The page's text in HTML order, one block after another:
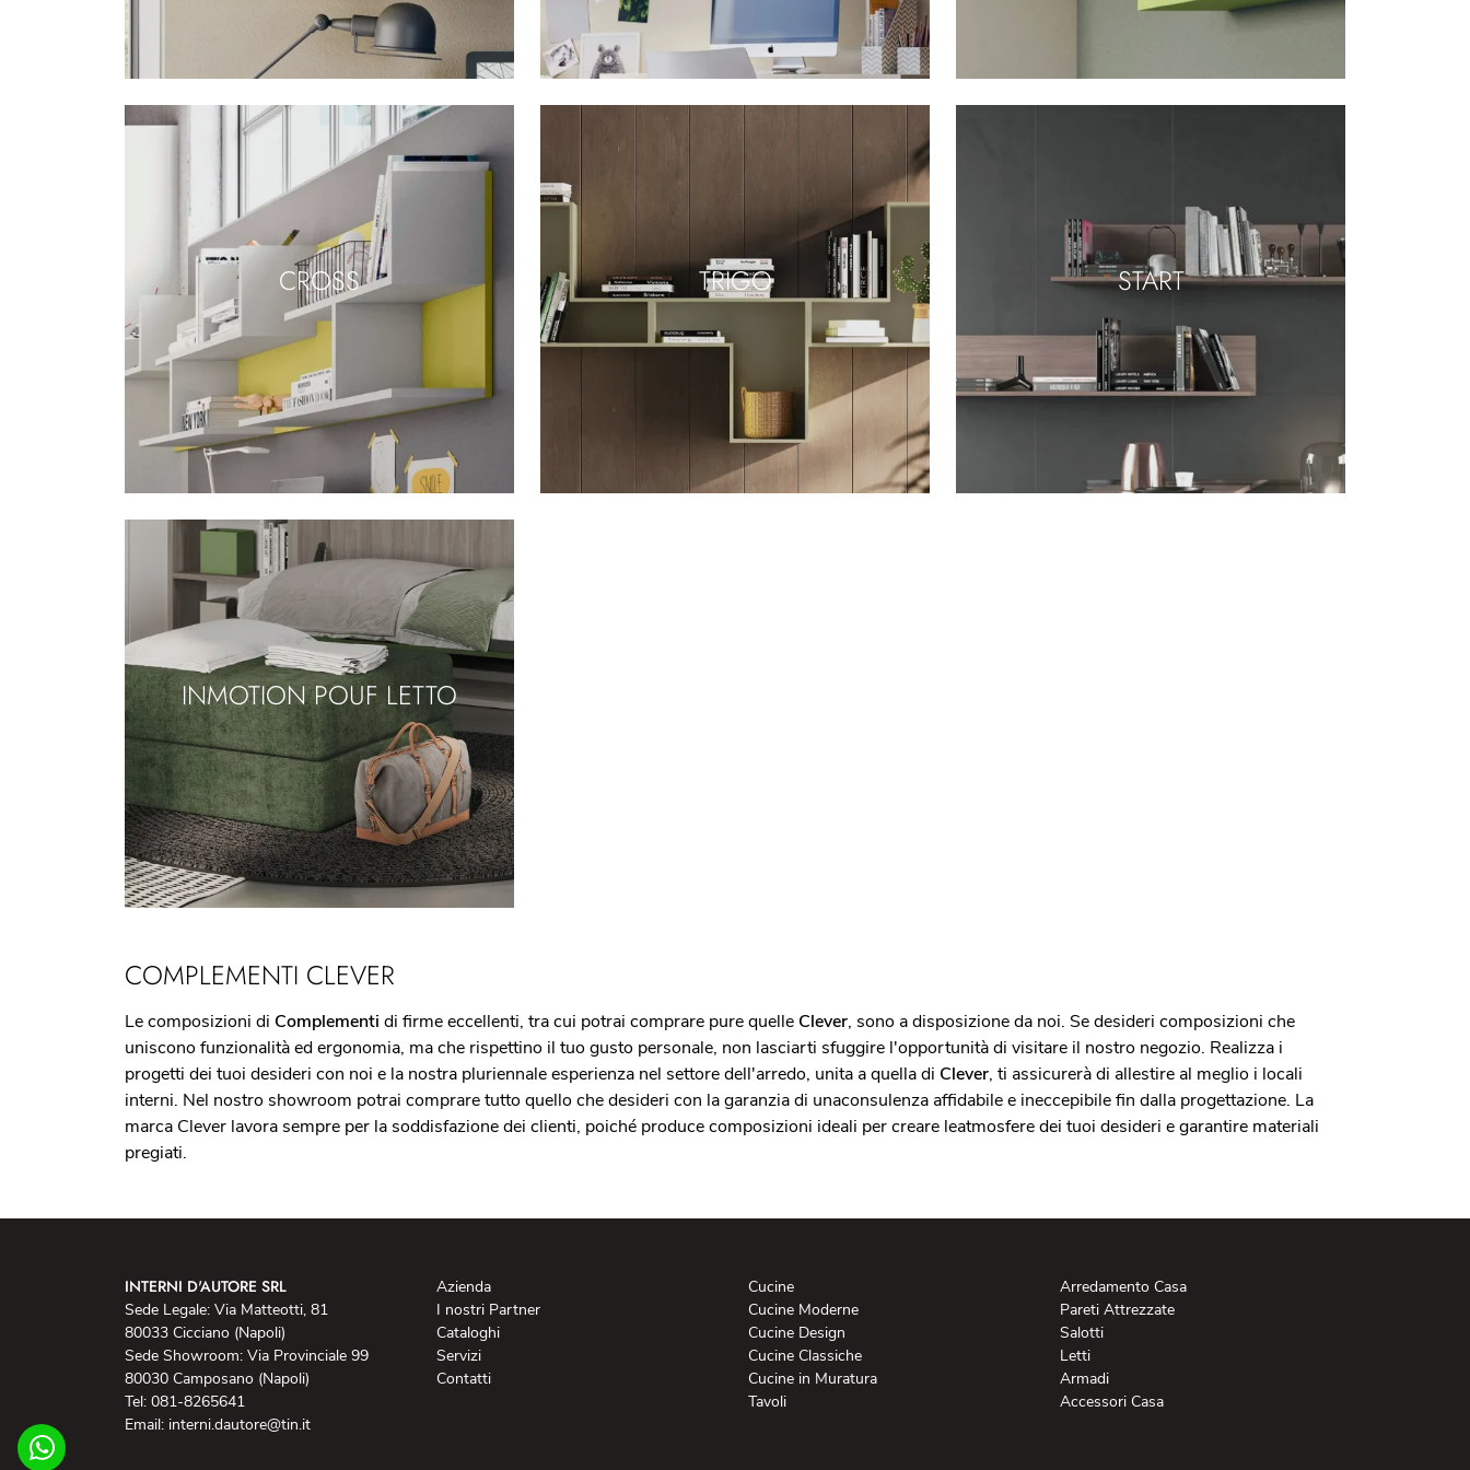
CROSS TRIGO START
INMOTION POUF LETTO
COMPLEMENTI CLEVER
Le composizioni di Complementi di firme eccellenti, tra cui potrai comprare pure quelle Clever, sono a disposizione da noi. Se desideri composizioni che
uniscono funzionalità ed ergonomia, ma che rispettino il tuo gusto personale, non lasciarti sfuggire l'opportunità di visitare il nostro negozio. Realizza i
progetti dei tuoi desideri con noi e la nostra pluriennale esperienza nel settore dell'arredo, unita a quella di Clever, ti assicurerà di allestire al meglio i locali
interni. Nel nostro showroom potrai comprare tutto quello che desideri con la garanzia di unaconsulenza affidabile e ineccepibile fin dalla progettazione. La
marca Clever lavora sempre per la soddisfazione dei clienti, poiché produce composizioni ideali per creare leatmosfere dei tuoi desideri e garantire materiali
pregiati.
INTERNI D'AUTORE SRL
Sede Legale: Via Matteotti, 81
80033 Cicciano (Napoli)
Sede Showroom: Via Provinciale 99
80030 Camposano (Napoli)
Tel: 081-8265641
Email: interni.dautore@tin.it
Azienda
I nostri Partner
Cataloghi
Servizi
Contatti
Cucine
Cucine Moderne
Cucine Design
Cucine Classiche
Cucine in Muratura
Tavoli
Arredamento Casa
Pareti Attrezzate
Salotti
Letti
Armadi
Accessori Casa